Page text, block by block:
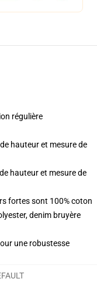
régulière
hauteur et mesure de
hauteur et mesure de
fortes sont 100% coton
denim bruyère
une robustesse